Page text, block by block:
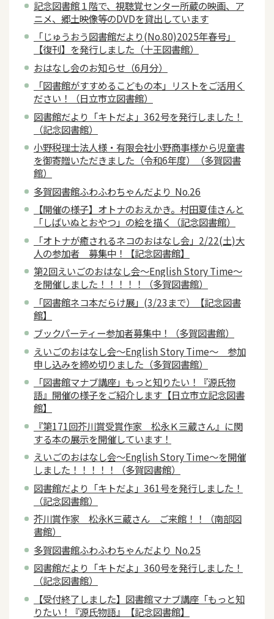
記念図書館１階で、視聴覚センター所蔵の映画、ア
ニメ、郷土映像等のDVDを貸出しています
「じゅうおう図書館だより(No.80)2025年春号」
【復刊】を発行しました（十王図書館）
おはなし会のお知らせ（6月分）
「図書館がすすめるこどもの本」リストをご活用く
ださい！（日立市立図書館）
図書館だより「キトだよ」362号を発行しました！
（記念図書館）
小野税理士法人様・有限会社小野商事様から児童書
を御寄贈いただきました（令和6年度）（多賀図書
館）
多賀図書館ふわふわちゃんだより No.26
【開催の様子】オトナのおえかき。村田夏佳さんと
「しばいぬとおやつ」の絵を描く（記念図書館）
「オトナが癒されるネコのおはなし会」2/22(土)大
人の参加者 募集中！【記念図書館】
第2回えいごのおはなし会～English Story Time～
を開催しました！！！！！（多賀図書館）
「図書館ネコ本だらけ展」(3/23まで）【記念図書
館】
ブックパーティー参加者募集中！（多賀図書館）
えいごのおはなし会～English Story Time～ 参加
申し込みを締め切りました（多賀図書館）
「図書館マナブ講座」もっと知りたい！『源氏物
語』開催の様子をご紹介します【日立市立記念図書
館】
『第171回芥川賞受賞作家 松永Ｋ三蔵さん』に関
する本の展示を開催しています！
えいごのおはなし会～English Story Time～を開催
しました！！！！！（多賀図書館）
図書館だより「キトだよ」361号を発行しました！
（記念図書館）
芥川賞作家 松永K三蔵さん ご来館！！（南部図
書館）
多賀図書館ふわふわちゃんだより No.25
図書館だより「キトだよ」360号を発行しました！
（記念図書館）
【受付終了しました】図書館マナブ講座「もっと知
りたい！『源氏物語』【記念図書館】